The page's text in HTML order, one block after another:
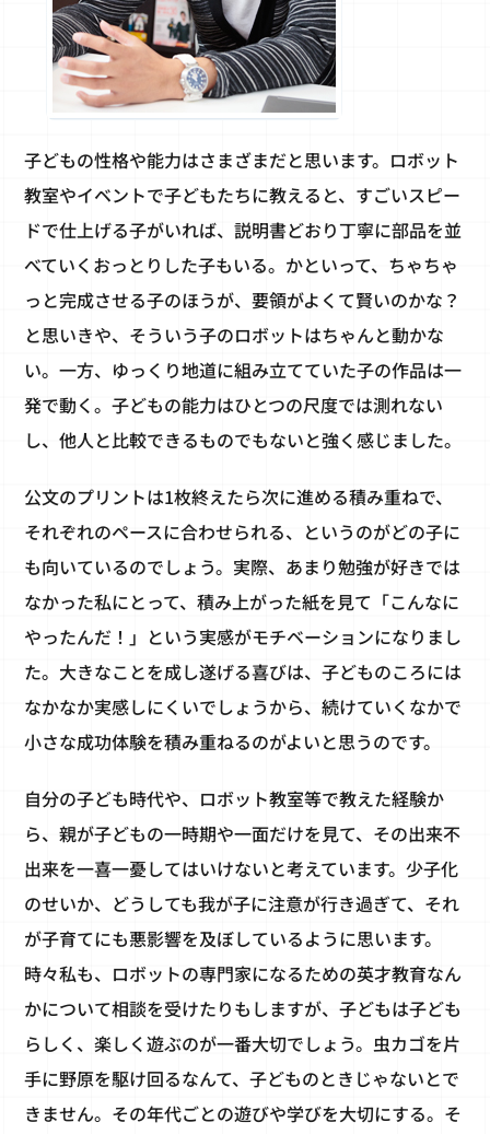
子どもの性格や能力はさまざまだと思います。ロボット
教室やイベントで子どもたちに教えると、すごいスピー
ドで仕上げる子がいれば、説明書どおり丁寧に部品を並
べていくおっとりした子もいる。かといって、ちゃちゃ
っと完成させる子のほうが、要領がよくて賢いのかな？
と思いきや、そういう子のロボットはちゃんと動かな
い。一方、ゆっくり地道に組み立てていた子の作品は一
発で動く。子どもの能力はひとつの尺度では測れない
し、他人と比較できるものでもないと強く感じました。
公文のプリントは1枚終えたら次に進める積み重ねで、
それぞれのペースに合わせられる、というのがどの子に
も向いているのでしょう。実際、あまり勉強が好きでは
なかった私にとって、積み上がった紙を見て「こんなに
やったんだ！」という実感がモチベーションになりまし
た。大きなことを成し遂げる喜びは、子どものころには
なかなか実感しにくいでしょうから、続けていくなかで
小さな成功体験を積み重ねるのがよいと思うのです。
自分の子ども時代や、ロボット教室等で教えた経験か
ら、親が子どもの一時期や一面だけを見て、その出来不
出来を一喜一憂してはいけないと考えています。少子化
のせいか、どうしても我が子に注意が行き過ぎて、それ
が子育てにも悪影響を及ぼしているように思います。
時々私も、ロボットの専門家になるための英才教育なん
かについて相談を受けたりもしますが、子どもは子ども
らしく、楽しく遊ぶのが一番大切でしょう。虫カゴを片
手に野原を駆け回るなんて、子どものときじゃないとで
きません。その年代ごとの遊びや学びを大切にする。そ